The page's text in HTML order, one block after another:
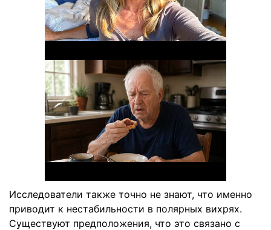
Исследователи также точно не знают, что именно
приводит к нестабильности в полярных вихрях.
Существуют предположения, что это связано с